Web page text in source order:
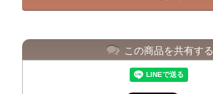
この商品を共有する